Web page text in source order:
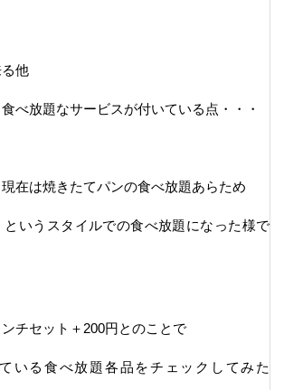
他
べ放題なサービスが付いている点・・・
在は焼きたてパンの食べ放題あらため
というスタイルでの食べ放題になった様で
チセット＋200円とのことで
いる食べ放題各品をチェックしてみた